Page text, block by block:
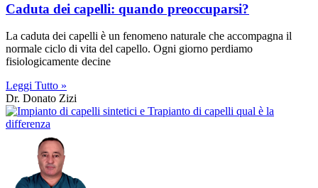
Caduta dei capelli: quando preoccuparsi?
La caduta dei capelli è un fenomeno naturale che accompagna il
normale ciclo di vita del capello. Ogni giorno perdiamo
fisiologicamente decine
Leggi Tutto »
Dr. Donato Zizi